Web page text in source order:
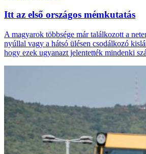
Itt az első országos mémkutatás
A magyarok többsége már találkozott a
nyúllal vagy a hátsó ülésen csodálkozó
hogy ezek ugyanazt jelentették mindenki